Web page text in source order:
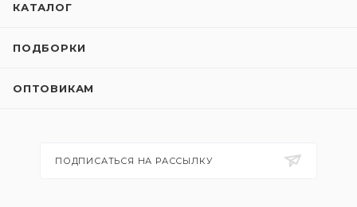
КАТАЛОГ
ПОДБОРКИ
ОПТОВИКАМ
ПОДПИСАТЬСЯ НА РАССЫЛКУ